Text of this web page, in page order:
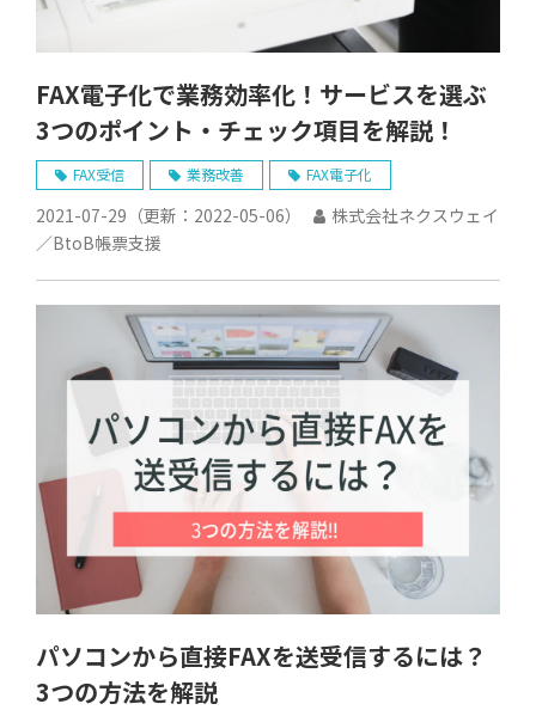
FAX電子化で業務効率化！サービスを選ぶ
3つのポイント・チェック項目を解説！
FAX受信 業務改善 FAX電子化
2021-07-29 （更新： 2022-05-06）
株式会社ネクスウェイ
／BtoB帳票支援
パソコンから直接FAXを送受信するには？
3つの方法を解説